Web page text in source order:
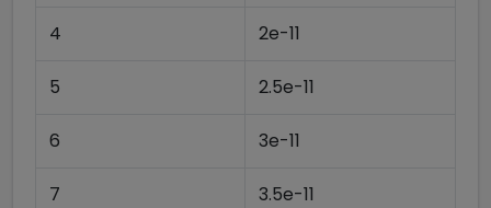
4 2e-11
5 2.5e-11
6 3e-11
7 3.5e-11